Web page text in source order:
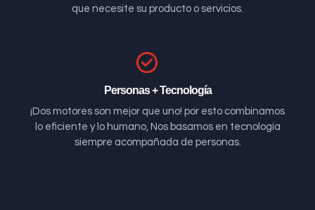
que necesite su producto o servicios.
Personas + Tecnología
¡Dos motores son mejor que uno! por esto combinamos
lo eficiente y lo humano, Nos basamos en tecnología
siempre acompañada de personas.